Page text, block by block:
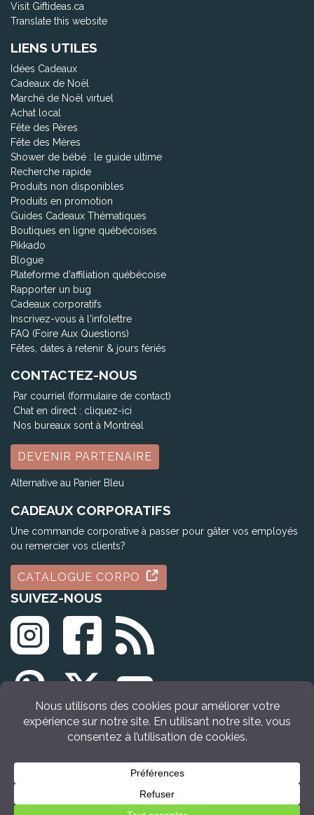
Visit Giftideas.ca
Translate this website
LIENS UTILES
Idées Cadeaux
Cadeaux de Noël
Marché de Noël virtuel
Achat local
Fête des Pères
Fête des Mères
Shower de bébé : le guide ultime
Recherche rapide
Produits non disponibles
Produits en promotion
Guides Cadeaux Thématiques
Boutiques en ligne québécoises
Pikkado
Blogue
Plateforme d'affiliation québécoise
Rapporter un bug
Cadeaux corporatifs
Inscrivez-vous à l'infolettre
FAQ (Foire Aux Questions)
Fêtes, dates à retenir & jours fériés
CONTACTEZ-NOUS
Par courriel (formulaire de contact)
Chat en direct : cliquez-ici
Nos bureaux sont à Montréal
DEVENIR PARTENAIRE
Alternative au Panier Bleu
CADEAUX CORPORATIFS
Une commande corporative à passer pour gâter vos employés
ou remercier vos clients?
CATALOGUE CORPO
SUIVEZ-NOUS
© Tous droits réservés Idée Cadeau Québec (2009 - 2026)
Retour en haut